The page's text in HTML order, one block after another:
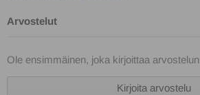
Arvostelut
Ole ensimmäinen, joka kirjoittaa arvostelun
Kirjoita arvostelu